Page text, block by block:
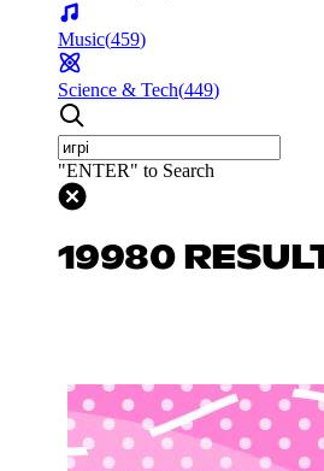
Music(459)
Science & Tech(449)
"ENTER" to Search
19980